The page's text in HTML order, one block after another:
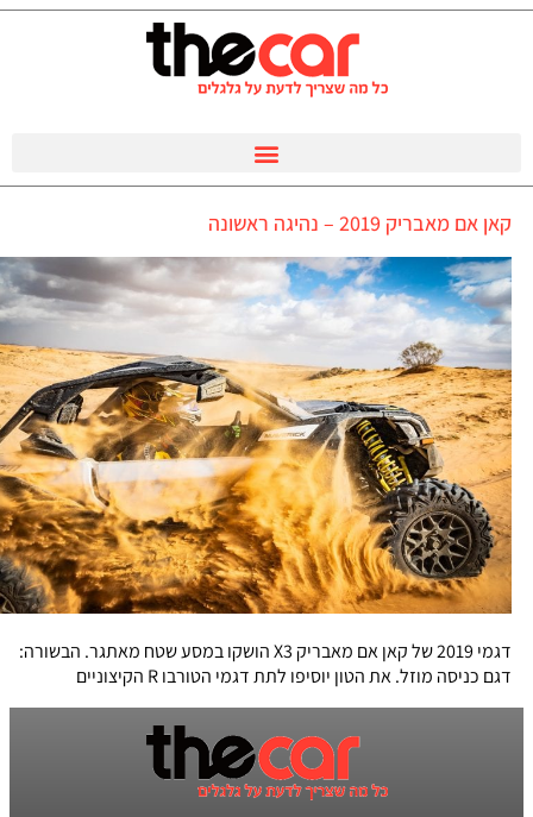
קאן אם מאבריק 2019 – נהיגה ראשונה
דגמי 2019 של קאן אם מאבריק X3 הושקו במסע שטח מאתגר. הבשורה:
דגם כניסה מוזל. את הטון יוסיפו לתת דגמי הטורבו R הקיצוניים